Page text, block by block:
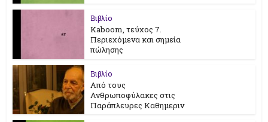
Βιβλίο
Kaboom, τεύχος 7.
Περιεχόμενα και σημεία
πώλησης
Βιβλίο
Από τους
Ανθρωποφύλακες στις
Παράπλευρες Καθημεριν